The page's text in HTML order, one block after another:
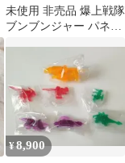
未使用 非売品 爆上戦隊
ブンブンジャー パネル
¥8,900